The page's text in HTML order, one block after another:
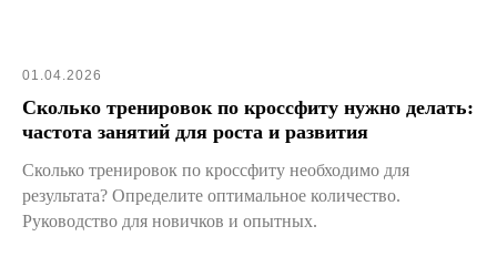
01.04.2026
Сколько тренировок по кроссфиту нужно делать:
частота занятий для роста и развития
Сколько тренировок по кроссфиту необходимо для
результата? Определите оптимальное количество.
Руководство для новичков и опытных.